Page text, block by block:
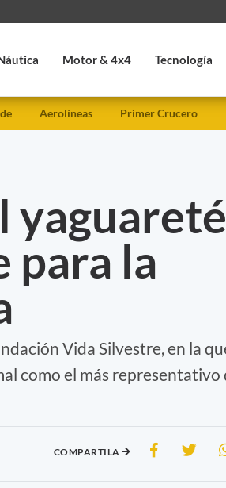
Motor & 4x4 Tecnología
Aerolíneas Primer Crucero
yaguareté
para la
Vida Silvestre, en la
como el más representativo
COMPARTILA